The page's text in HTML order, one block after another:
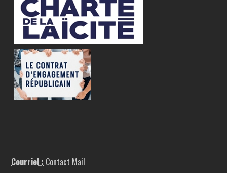
Courriel : Contact Mail